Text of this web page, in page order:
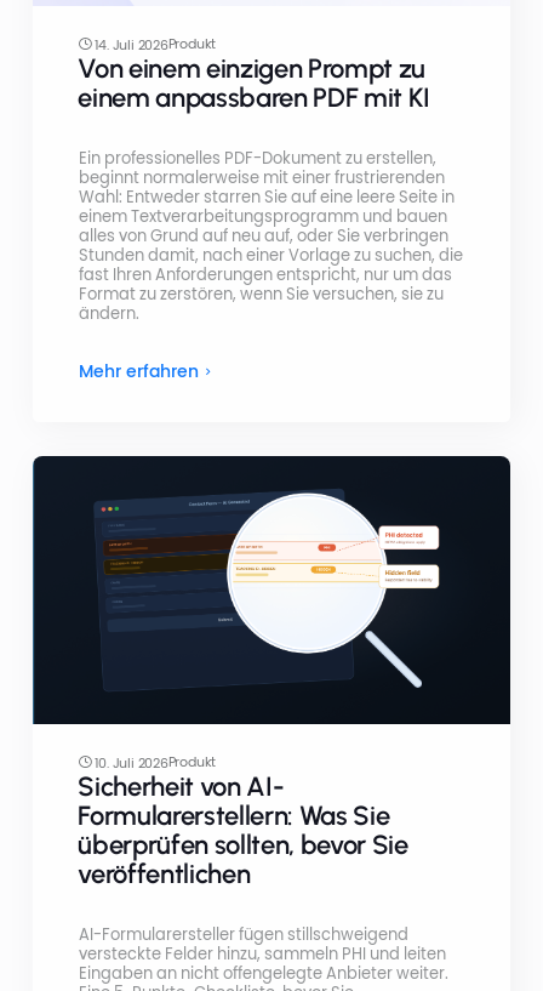
14. Juli 2026Produkt
Von einem einzigen Prompt zu
einem anpassbaren PDF mit KI
Ein professionelles PDF-Dokument zu erstellen,
beginnt normalerweise mit einer frustrierenden
Wahl: Entweder starren Sie auf eine leere Seite in
einem Textverarbeitungsprogramm und bauen
alles von Grund auf neu auf, oder Sie verbringen
Stunden damit, nach einer Vorlage zu suchen, die
fast Ihren Anforderungen entspricht, nur um das
Format zu zerstören, wenn Sie versuchen, sie zu
ändern.
Mehr erfahren
10. Juli 2026Produkt
Sicherheit von AI-
Formularerstellern: Was Sie
überprüfen sollten, bevor Sie
veröffentlichen
AI-Formularersteller fügen stillschweigend
versteckte Felder hinzu, sammeln PHI und leiten
Eingaben an nicht offengelegte Anbieter weiter.